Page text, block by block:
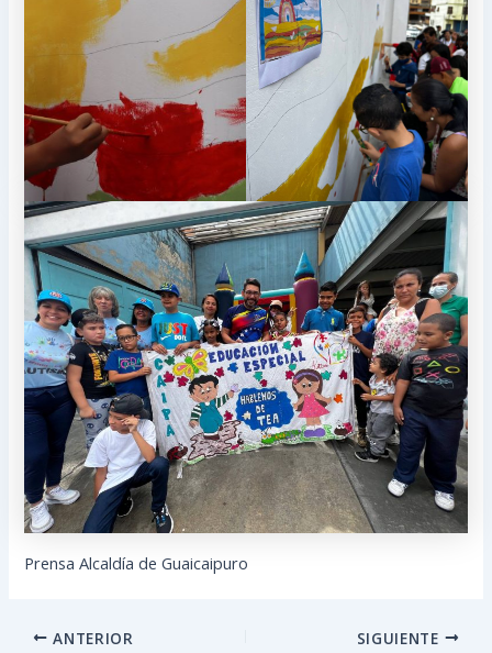
Prensa Alcaldía de Guaicaipuro
ANTERIOR SIGUIENTE